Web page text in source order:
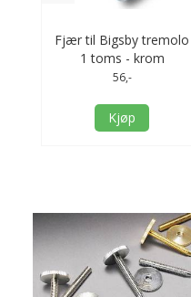
Fjær til Bigsby tremolo
1 toms - krom
56,-
Kjøp